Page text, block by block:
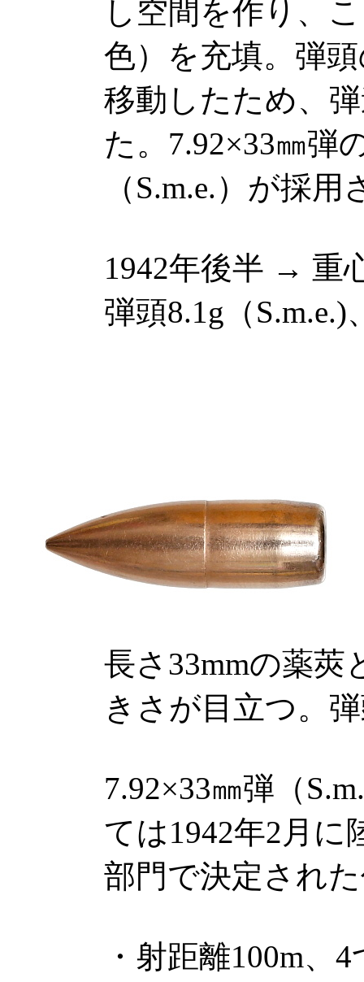
し空間を作り、
色）を充填。弾
移動したため、
た。7.92×33㎜弾
（S.m.e.）が採
1942年後半 → 重
弾頭8.1g（S.m.e.)
長さ33mmの薬莢
きさが目立つ。
7.92×33㎜弾（
ては1942年2月に
部門で決定され
・射距離100m、